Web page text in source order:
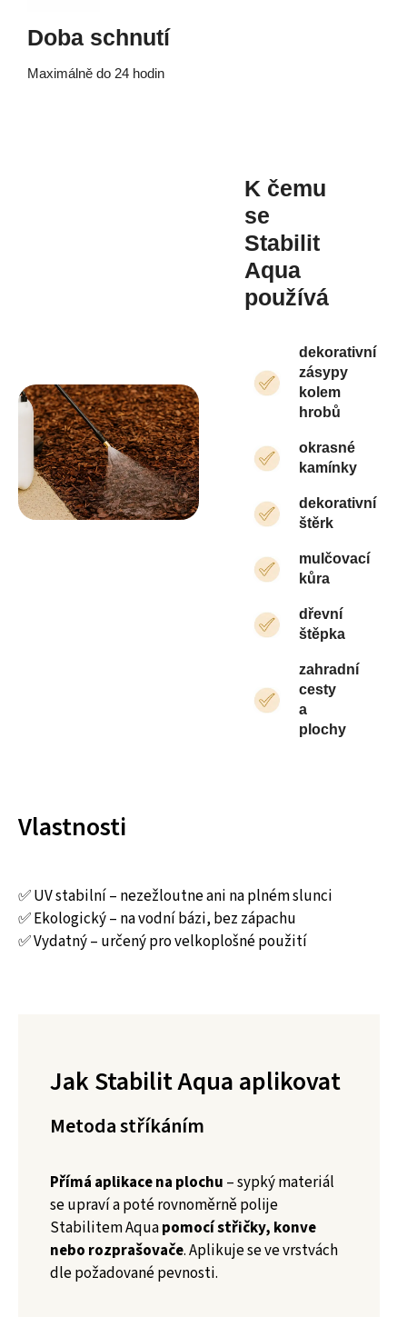
Doba schnutí
Maximálně do 24 hodin
K čemu
se
Stabilit
Aqua
používá
dekorativní
zásypy
kolem
hrobů
okrasné
kamínky
dekorativní
štěrk
mulčovací
kůra
dřevní
štěpka
zahradní
cesty
a
plochy
Vlastnosti
✅ UV stabilní – nezežloutne ani na plném slunci
✅ Ekologický – na vodní bázi, bez zápachu
✅ Vydatný – určený pro velkoplošné použití
Jak Stabilit Aqua aplikovat
Metoda stříkáním
Přímá aplikace na plochu – sypký materiál
se upraví a poté rovnoměrně polije
Stabilitem Aquapomocí střičky, konve
nebo rozprašovače. Aplikuje se ve vrstvách
dle požadované pevnosti.